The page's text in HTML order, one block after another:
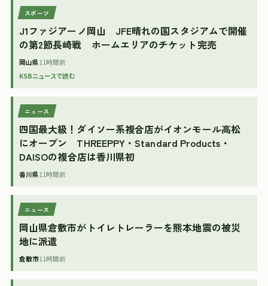
スポーツ
J1ファジアーノ岡山 JFE晴れの国スタジアムで開催
の第2節長崎戦 ホームエリアのチケット完売
岡山県 11時間前
KSBニュースで読む
ニュース
四国最大級！ダイソー系複合店がイオンモール高松
にオープン THREEPPY・Standard Products・
DAISOの複合店は香川県初
香川県 11時間前
ニュース
岡山県倉敷市がトイレトレーラーを熊本地震の被災
地に派遣
倉敷市11時間前